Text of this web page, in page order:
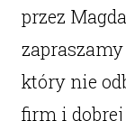
przez
który nie
firm i